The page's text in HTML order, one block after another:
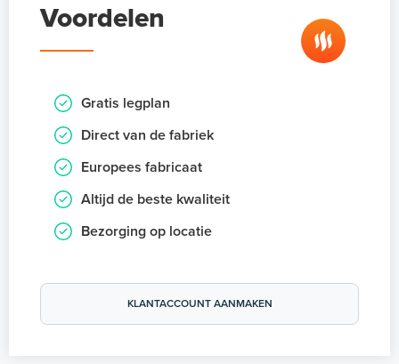
Voordelen
Gratis legplan
Direct van de fabriek
Europees fabricaat
Altijd de beste kwaliteit
Bezorging op locatie
KLANTACCOUNT AANMAKEN